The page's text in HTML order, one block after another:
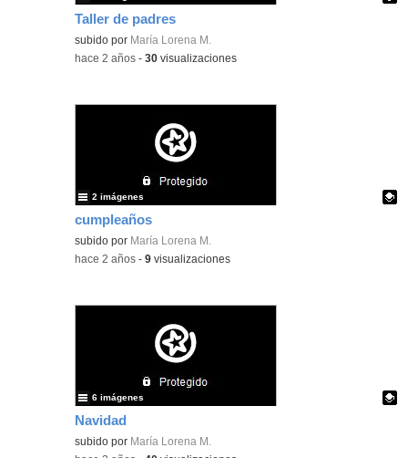
Taller de padres
Contenido educativo.
subido por María Lorena M.
-hace 2 años -30 visualizaciones
cumpleaños
Contenido educativo.
subido por María Lorena M.
2 imágenes
-hace 2 años -9 visualizaciones
Navidad
Contenido educativo.
subido por María Lorena M.
6 imágenes